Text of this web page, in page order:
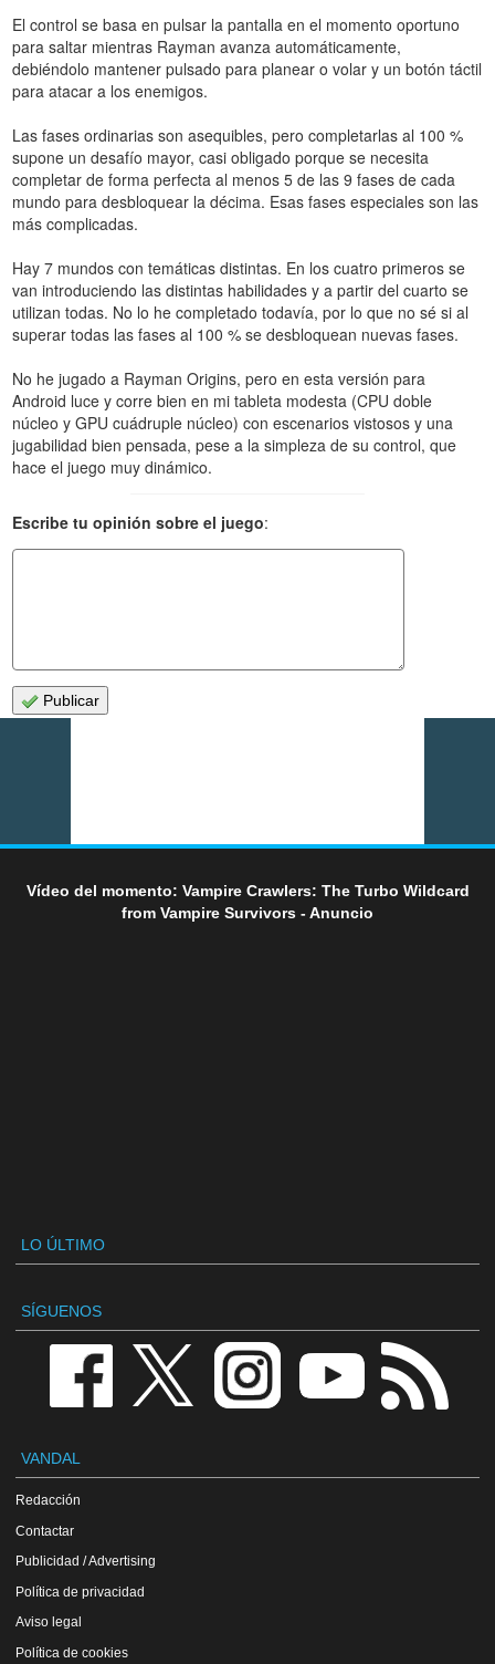
El control se basa en pulsar la pantalla en el momento oportuno
para saltar mientras Rayman avanza automáticamente,
debiéndolo mantener pulsado para planear o volar y un botón táctil
para atacar a los enemigos.
Las fases ordinarias son asequibles, pero completarlas al 100 %
supone un desafío mayor, casi obligado porque se necesita
completar de forma perfecta al menos 5 de las 9 fases de cada
mundo para desbloquear la décima. Esas fases especiales son las
más complicadas.
Hay 7 mundos con temáticas distintas. En los cuatro primeros se
van introduciendo las distintas habilidades y a partir del cuarto se
utilizan todas. No lo he completado todavía, por lo que no sé si al
superar todas las fases al 100 % se desbloquean nuevas fases.
No he jugado a Rayman Origins, pero en esta versión para
Android luce y corre bien en mi tableta modesta (CPU doble
núcleo y GPU cuádruple núcleo) con escenarios vistosos y una
jugabilidad bien pensada, pese a la simpleza de su control, que
hace el juego muy dinámico.
Escribe tu opinión sobre el juego:
Publicar
Vídeo del momento: Vampire Crawlers: The Turbo Wildcard
from Vampire Survivors - Anuncio
LO ÚLTIMO
SÍGUENOS
VANDAL
Redacción
Contactar
Publicidad / Advertising
Política de privacidad
Aviso legal
Política de cookies